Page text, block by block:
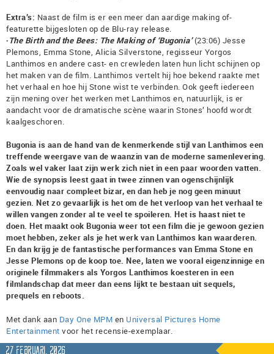
Extra’s: Naast de film is er een meer dan aardige making of-
featurette bijgesloten op de Blu-ray release.
∙The Birth and the Bees: The Making of ‘Bugonia’ (23:06) Jesse
Plemons, Emma Stone, Alicia Silverstone, regisseur Yorgos
Lanthimos en andere cast- en crewleden laten hun licht schijnen op
het maken van de film. Lanthimos vertelt hij hoe bekend raakte met
het verhaal en hoe hij Stone wist te verbinden. Ook geeft iedereen
zijn mening over het werken met Lanthimos en, natuurlijk, is er
aandacht voor de dramatische scène waarin Stones’ hoofd wordt
kaalgeschoren.
Bugonia is aan de hand van de kenmerkende stijl van Lanthimos een
treffende weergave van de waanzin van de moderne samenlevering.
Zoals wel vaker laat zijn werk zich niet in een paar woorden vatten.
Wie de synopsis leest gaat in twee zinnen van ogenschijnlijk
eenvoudig naar compleet bizar, en dan heb je nog geen minuut
gezien. Net zo gevaarlijk is het om de het verloop van het verhaal te
willen vangen zonder al te veel te spoileren. Het is haast niet te
doen. Het maakt ook Bugonia weer tot een film die je gewoon gezien
moet hebben, zeker als je het werk van Lanthimos kan waarderen.
En dan krijg je de fantastische performances van Emma Stone en
Jesse Plemons op de koop toe. Nee, laten we vooral eigenzinnige en
originele filmmakers als Yorgos Lanthimos koesteren in een
filmlandschap dat meer dan eens lijkt te bestaan uit sequels,
prequels en reboots.
Met dank aan Day One MPM en Universal Pictures Home
Entertainment voor het recensie-exemplaar.
27 februari, 2026